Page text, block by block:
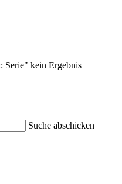
Serie" kein Ergebnis
Suche abschicken